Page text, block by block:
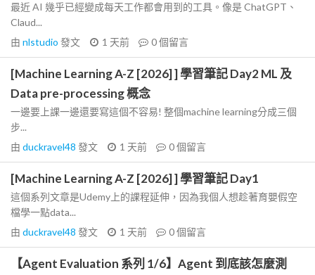
最近 AI 幾乎已經變成每天工作都會用到的工具。像是 ChatGPT、
Claud...
由 nlstudio 發文 1 天前 0個留言
[Machine Learning A-Z [2026] ] 學習筆記 Day2 ML 及
Data pre-processing 概念
一邊要上課一邊還要寫這個不容易! 整個machine learning分成三個
步...
由 duckravel48 發文 1 天前 0個留言
[Machine Learning A-Z [2026] ] 學習筆記 Day1
這個系列文章是Udemy上的課程延伸，因為我個人想趁著育嬰假空
檔學一點data...
由 duckravel48 發文 1 天前 0個留言
【Agent Evaluation 系列 1/6】Agent 到底該怎麼測